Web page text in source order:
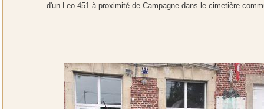
d'un Leo 451 à proximité de Campagne dans le cimetière